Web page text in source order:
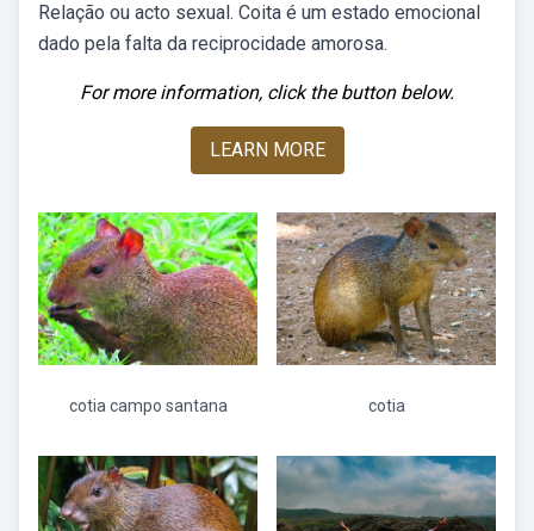
Relação ou acto sexual. Coita é um estado emocional
dado pela falta da reciprocidade amorosa.
For more information, click the button below.
LEARN MORE
cotia campo santana cotia